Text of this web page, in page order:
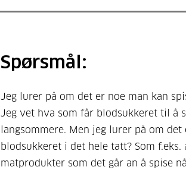
Spørsmål:
Jeg lurer på om det er noe man kan
Jeg vet hva som får blodsukkeret til å
langsommere. Men jeg lurer på om
blodsukkeret i det hele tatt? Som
matprodukter som det går an å spise